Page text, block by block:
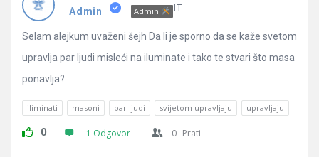
Admin Admin IT
Selam alejkum uvaženi šejh Da li je sporno da se kaže svetom
upravlja par ljudi misleći na iluminate i tako te stvari što masa
ponavlja?
iliminati masoni par ljudi svijetom upravljaju upravljaju
0 1 Odgovor 0 Prati